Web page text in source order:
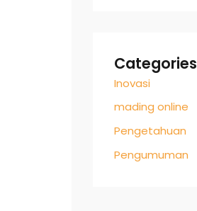
Categories
Inovasi
mading online
Pengetahuan
Pengumuman